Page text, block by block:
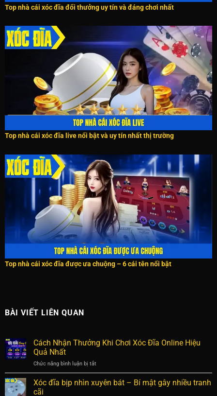
Top nhà cái xóc đĩa đổi thưởng uy tín và đáng chơi nhất
Top nhà cái xóc đĩa live nổi bật và uy tín nhất thị trường
Top nhà cái xóc đĩa được ưa chuộng – 6 cái tên nổi bật
BÀI VIẾT LIÊN QUAN
Cách Nhận Thưởng Khi Chơi Xóc Đĩa Online Hiệu
Quả Nhất
Chức năng bình luận bị tắtở
Cách
Nhận
Thưởng
Xóc đĩa bịp nhìn xuyên bát – Bí mật gây nhiều tranh
cãi